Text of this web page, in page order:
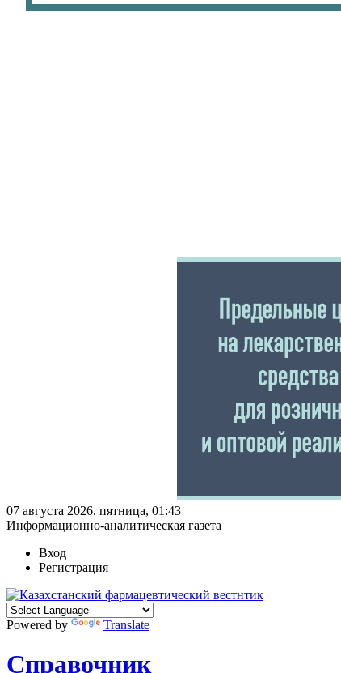
07 августа 2026. пятница, 01:43
Информационно-аналитическая газета
Вход
Регистрация
Powered by Translate
Справочник